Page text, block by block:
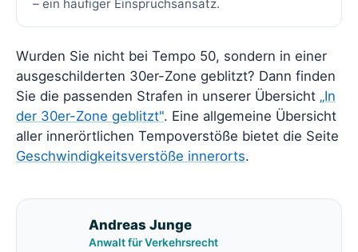
– ein häufiger Einspruchsansatz.
Wurden Sie nicht bei Tempo 50, sondern in einer
ausgeschilderten 30er-Zone geblitzt? Dann finden
Sie die passenden Strafen in unserer Übersicht „In
der 30er-Zone geblitzt". Eine allgemeine Übersicht
aller innerörtlichen Tempoverstöße bietet die Seite
Geschwindigkeitsverstöße innerorts.
Andreas Junge
Anwalt für Verkehrsrecht